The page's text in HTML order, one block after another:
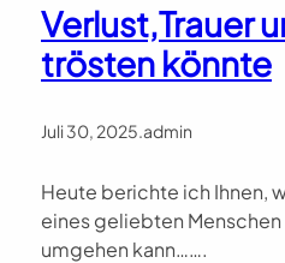
Verlust,Trauer
trösten könnte
Juli 30, 2025.admin
Heute berichte ich Ihnen,
eines geliebten Menschen
umgehen kann…….